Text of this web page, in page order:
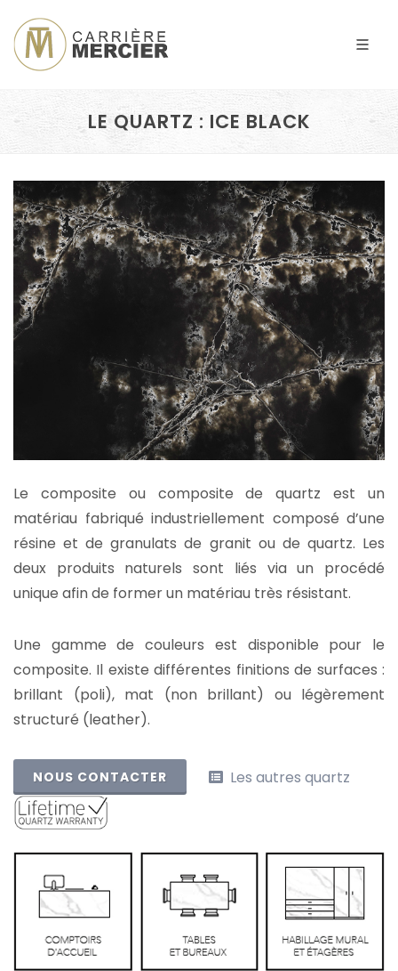
LE QUARTZ : ICE BLACK
Le composite ou composite de quartz est un
matériau fabriqué industriellement composé d’une
résine et de granulats de granit ou de quartz. Les
deux produits naturels sont liés via un procédé
unique afin de former un matériau très résistant.
Une gamme de couleurs est disponible pour le
composite. Il existe différentes finitions de surfaces :
brillant (poli), mat (non brillant) ou légèrement
structuré (leather).
NOUS CONTACTER Les autres quartz